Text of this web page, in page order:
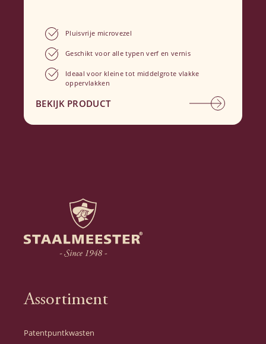
Pluisvrije microvezel
Geschikt voor alle typen verf en vernis
Ideaal voor kleine tot middelgrote vlakke
oppervlakken
BEKIJK PRODUCT
Assortiment
Patentpuntkwasten